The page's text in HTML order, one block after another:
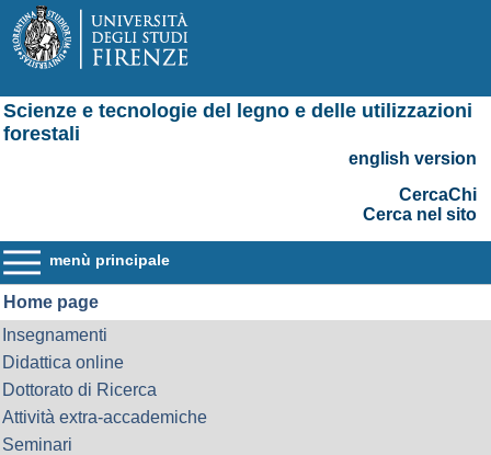
Scienze e tecnologie del legno e delle utilizzazioni
forestali
english version
CercaChi
Cerca nel sito
menù principale
Home page
Insegnamenti
Didattica online
Dottorato di Ricerca
Attività extra-accademiche
Seminari